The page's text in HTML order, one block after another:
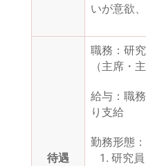
いが意欲
待遇
職務：研
（主席・
給与：職
り支給
勤務形態：
研究